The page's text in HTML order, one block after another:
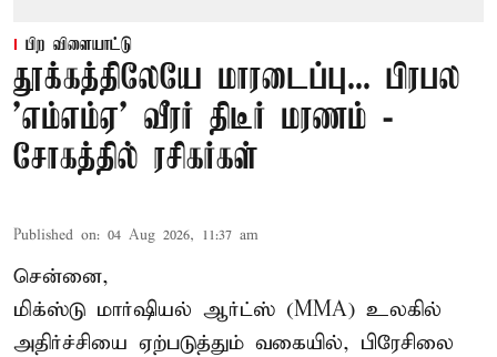
பிற விளையாட்டு
தூக்கத்திலேயே மாரடைப்பு... பிரபல
’எம்எம்ஏ’ வீரர் திடீர் மரணம் -
சோகத்தில் ரசிகர்கள்
Published on: 04 Aug 2026, 11:37 am
சென்னை,
மிக்ஸ்டு மார்ஷியல் ஆர்ட்ஸ் (MMA) உலகில்
அதிர்ச்சியை ஏற்படுத்தும் வகையில், பிரேசிலை